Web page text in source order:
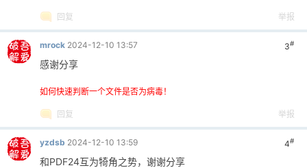
回复 举报
3#
mrock 2024-12-10 13:57
感谢分享
如何快速判断一个文件是否为病毒！
回复 举报
4#
yzdsb 2024-12-10 13:59
和PDF24互为犄角之势，谢谢分享